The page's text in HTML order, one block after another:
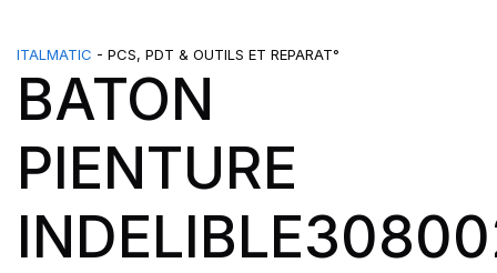
ITALMATIC - PCS, PDT & OUTILS ET REPARAT°
BATON
PIENTURE